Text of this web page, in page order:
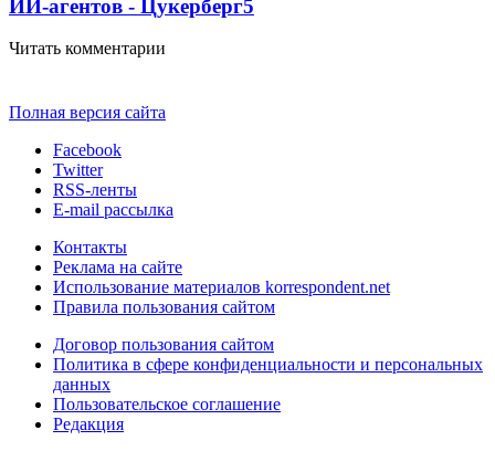
ИИ-агентов - Цукерберг5
Читать комментарии
Полная версия сайта
Facebook
Twitter
RSS-ленты
E-mail рассылка
Контакты
Реклама на сайте
Использование материалов korrespondent.net
Правила пользования сайтом
Договор пользования сайтом
Политика в сфере конфиденциальности и персональных
данных
Пользовательское соглашение
Редакция